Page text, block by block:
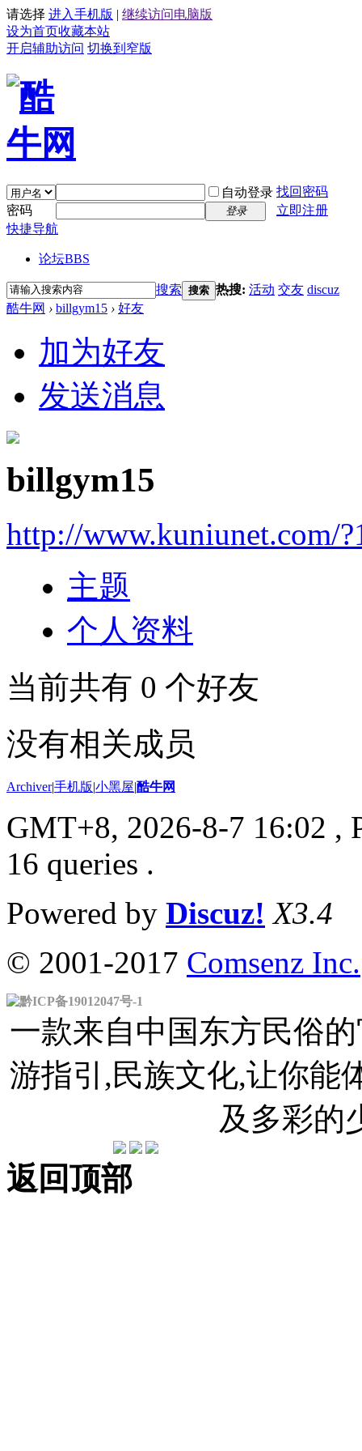
请选择 进入手机版 | 继续访问电脑版
设为首页收藏本站
开启辅助访问 切换到窄版
自动登录 找回密码
密码
登录
立即注册
快捷导航
论坛BBS
搜索 搜索 热搜: 活动 交友 discuz
酷牛网 › billgym15 › 好友
加为好友
发送消息
billgym15
http://www.kuniunet.com/
主题
个人资料
当前共有 0 个好友
没有相关成员
Archiver|手机版|小黑屋|酷牛网
GMT+8, 2026-8-7 16:02 ,
16 queries .
Powered by Discuz! X3.4
© 2001-2017 Comsenz Inc.
黔ICP备19012047号-1
一款来自中国东方民俗
游指引,民族文化,让你能
及多彩的
返回顶部